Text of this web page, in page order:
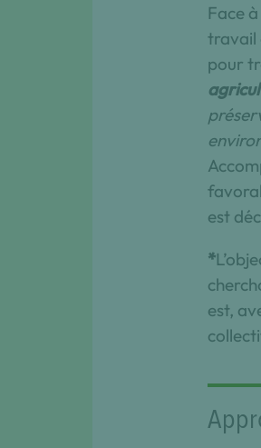
Face
travail
pour
est
*
est,